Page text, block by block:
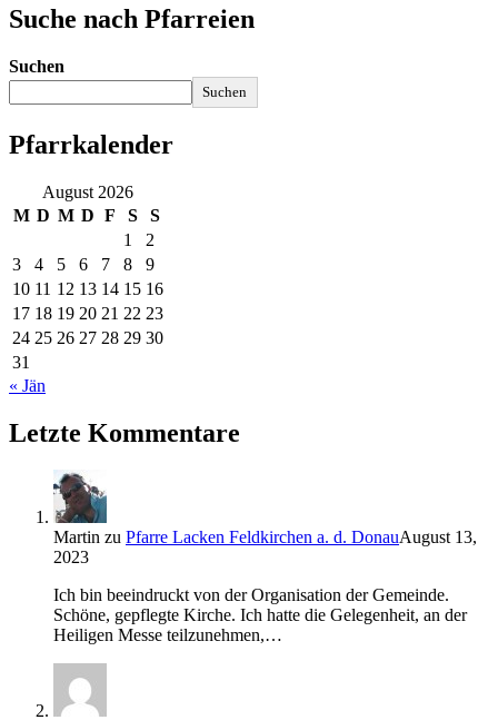
Suche nach Pfarreien
Suchen
Suchen
Pfarrkalender
August 2026
M D M D F S
S
1
2
3
4 5 6 7 8
9
10 11 12 13 14 15 16
17 18 19 20 21 22 23
24 25 26 27 28 29 30
31
« Jän
Letzte Kommentare
Martin zu Pfarre Lacken Feldkirchen a. d. DonauAugust 13,
2023
Ich bin beeindruckt von der Organisation der Gemeinde.
Schöne, gepflegte Kirche. Ich hatte die Gelegenheit, an der
Heiligen Messe teilzunehmen,…